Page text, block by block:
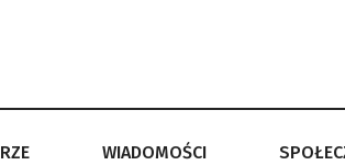
WIADOMOŚCI
WIADOMOŚCI SPOŁECZEŃSTWO